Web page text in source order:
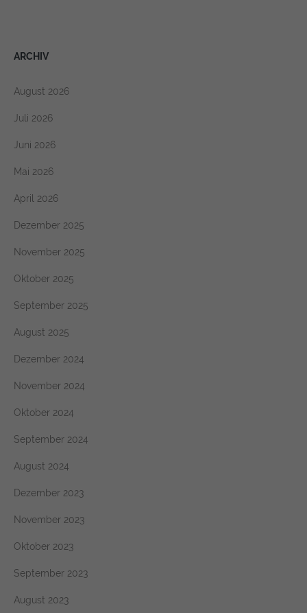
ARCHIV
August 2026
Juli 2026
Juni 2026
Mai 2026
April 2026
Dezember 2025
November 2025
Oktober 2025
September 2025
August 2025
Dezember 2024
November 2024
Oktober 2024
September 2024
August 2024
Dezember 2023
November 2023
Oktober 2023
September 2023
August 2023